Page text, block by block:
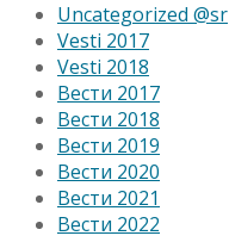
Uncategorized @sr
Vesti 2017
Vesti 2018
Вести 2017
Вести 2018
Вести 2019
Вести 2020
Вести 2021
Вести 2022